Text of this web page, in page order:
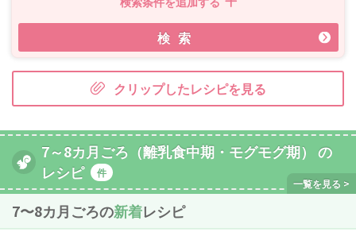
検索
クリップしたレシピを見る
7～8カ月ごろ（離乳食中期・モグモグ期） の
レシピ
件
7〜8カ月ごろの新着レシピ